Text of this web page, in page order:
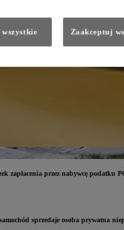
przez nabywcę podatku
sprzedaje osoba prywatna
Zaakceptuj